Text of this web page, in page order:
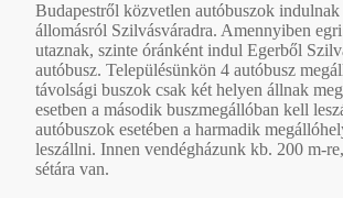
Budapestről közvetlen autóbuszok
állomásról Szilvásváradra. Amennyiben egri
utaznak, szinte óránként indul Egerből
autóbusz. Településünkön 4 autóbusz
távolsági buszok csak két helyen állnak
esetben a második buszmegállóban kell
autóbuszok esetében a harmadik
leszállni. Innen vendégházunk kb. 200 m-
sétára van.